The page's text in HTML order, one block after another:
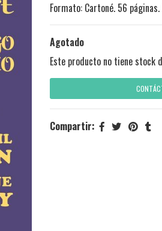
Formato: Cartoné. 56
Agotado
Este producto no tiene stock
Compartir: